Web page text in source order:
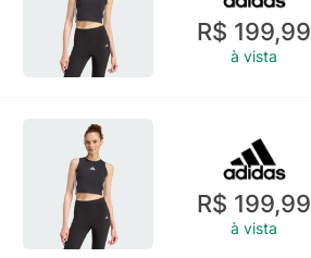
R$ 199,99
à vista
R$ 199,99
à vista